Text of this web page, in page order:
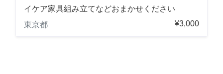
イケア家具組み立てなどおまかせください
東京都
¥3,000